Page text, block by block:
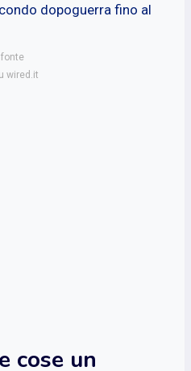
dopoguerra fino al
wired.it
cose un